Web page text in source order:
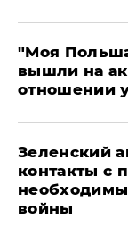
"Моя
вышли на
отношении
Зеленский
контакты с
войны